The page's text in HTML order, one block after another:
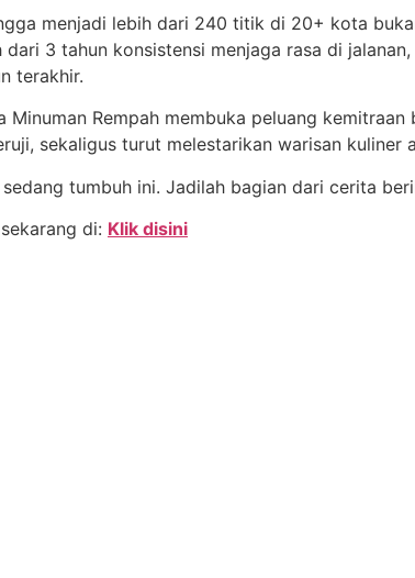
menjadi lebih dari 240 titik di 20+ kota
3 tahun konsistensi menjaga rasa di
terakhir.
Rempah membuka peluang
sekaligus turut melestarikan warisan kuliner
tumbuh ini. Jadilah bagian dari cerita
di: Klik disini